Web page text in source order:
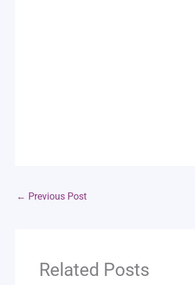
← Previous Post
Related Posts